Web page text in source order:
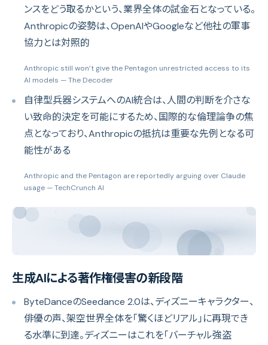
ンスをどう取るかという、業界全体の試金石となっている。
Anthropicの姿勢は、OpenAIやGoogleなど他社の軍事
協力とは対照的
Anthropic still won’t give the Pentagon unrestricted access to its
AI models — The Decoder
自律型兵器システムへのAI統合は、人間の判断を介さな
い致命的決定を可能にするため、国際的な倫理論争の焦
点となっており、Anthropicの抵抗は重要な先例となる可
能性がある
Anthropic and the Pentagon are reportedly arguing over Claude
usage — TechCrunch AI
生成AIによる著作権侵害の新段階
ByteDanceのSeedance 2.0は、ディズニーキャラクター、
俳優の声、架空世界全体を「驚くほどリアル」に再現でき
る水準に到達。ディズニーはこれを「バーチャル強盗